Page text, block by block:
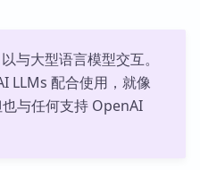
与大型语言模型交互。
LLMs 配合使用，就像
与任何支持 OpenAI